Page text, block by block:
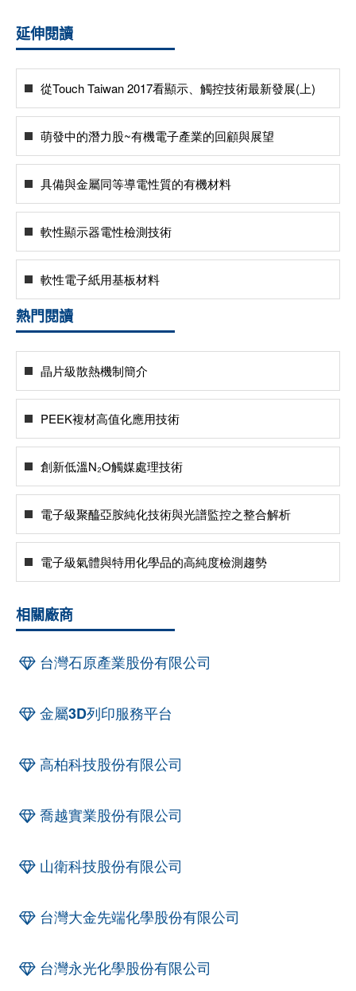
延伸閱讀
從Touch Taiwan 2017看顯示、觸控技術最新發展(上)
萌發中的潛力股~有機電子產業的回顧與展望
具備與金屬同等導電性質的有機材料
軟性顯示器電性檢測技術
軟性電子紙用基板材料
熱門閱讀
晶片級散熱機制簡介
PEEK複材高值化應用技術
創新低溫N₂O觸媒處理技術
電子級聚醯亞胺純化技術與光譜監控之整合解析
電子級氣體與特用化學品的高純度檢測趨勢
相關廠商
台灣石原產業股份有限公司
金屬3D列印服務平台
高柏科技股份有限公司
喬越實業股份有限公司
山衛科技股份有限公司
台灣大金先端化學股份有限公司
台灣永光化學股份有限公司